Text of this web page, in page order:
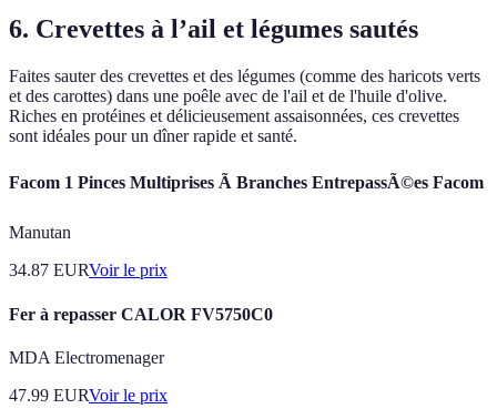
6. Crevettes à l’ail et légumes sautés
Faites sauter des crevettes et des légumes (comme des haricots verts
et des carottes) dans une poêle avec de l'ail et de l'huile d'olive.
Riches en protéines et délicieusement assaisonnées, ces crevettes
sont idéales pour un dîner rapide et santé.
Facom 1 Pinces Multiprises Ã Branches EntrepassÃ©es Facom
Manutan
34.87 EURVoir le prix
Fer à repasser CALOR FV5750C0
MDA Electromenager
47.99 EURVoir le prix